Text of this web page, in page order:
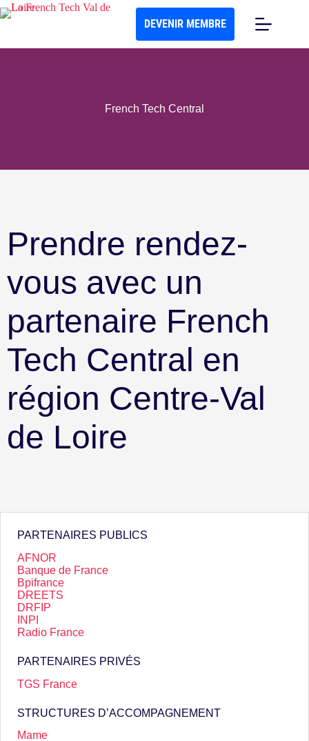
DEVENIR MEMBRE
French Tech Central
Prendre rendez-
vous avec un
partenaire French
Tech Central en
région Centre-Val
de Loire
PARTENAIRES PUBLICS
AFNOR
Banque de France
Bpifrance
DREETS
DRFIP
INPI
Radio France
PARTENAIRES PRIVÉS
TGS France
STRUCTURES D’ACCOMPAGNEMENT
Mame